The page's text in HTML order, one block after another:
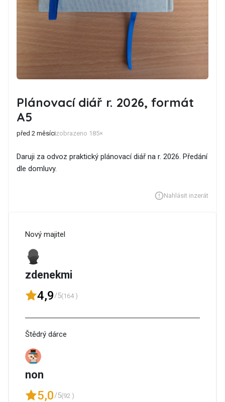
Plánovací diář r. 2026, formát
A5
před 2 měsícizobrazeno 185×
Daruji za odvoz praktický plánovací diář na r. 2026. Předání
dle domluvy.
Nahlásit inzerát
Nový majitel
zdenekmi
4,9/5(164 )
Štědrý dárce
non
5,0/5(92 )